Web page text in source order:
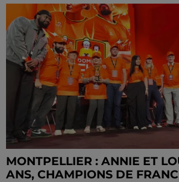
MONTPELLIER : ANNIE ET
ANS, CHAMPIONS DE